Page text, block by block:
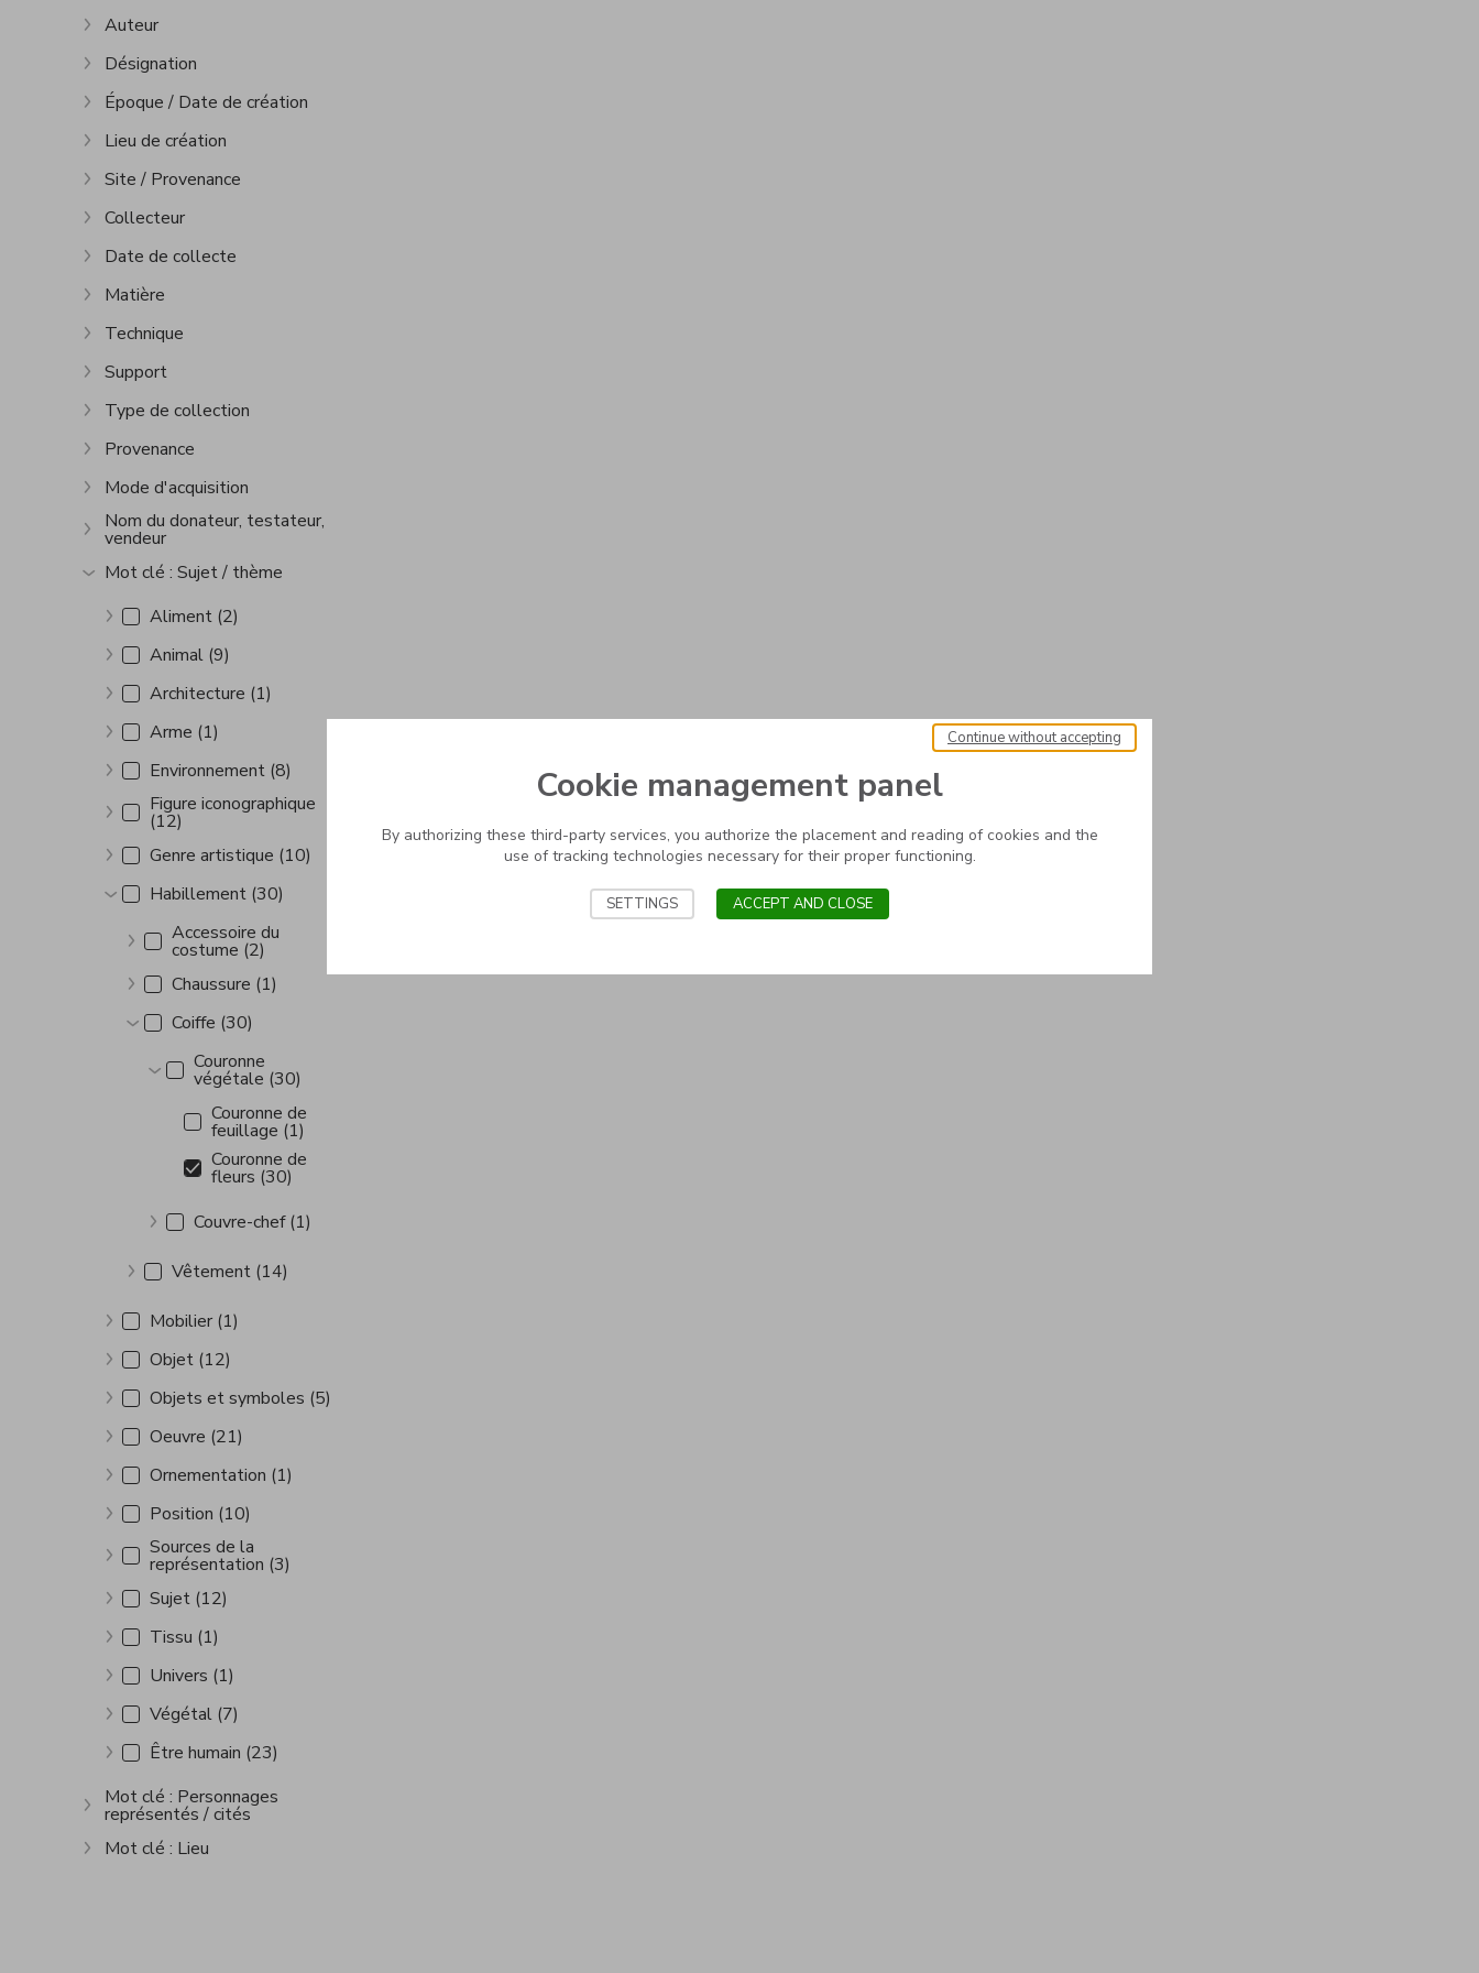
Show more
Auteur
Show more
Désignation
Show more
Époque / Date de création
Show more
Lieu de création
Show more
Site / Provenance
Show more
Collecteur
Show more
Date de collecte
Show more
Matière
Show more
Technique
Show more
Support
Show more
Type de collection
Show more
Provenance
Show more
Mode d'acquisition
Show more
Nom du donateur, testateur,
vendeur
Show more
Mot clé : Sujet / thème
Show more
Aliment (2)
Show more
Animal (9)
Show more
Architecture (1)
Show more
Arme (1)
Show moreEnvironnement (8)
Show more
Figure iconographique
(12)
Show moreGenre artistique (10)
Show moreHabillement (30)
Show more
Accessoire du
costume (2)
Show more
Chaussure (1)
Show more
Coiffe (30)
Show more
Couronne
végétale (30)
Couronne de
feuillage (1)
Couronne de
fleurs (30)
Show more
Couvre-chef (1)
Show more
Vêtement (14)
Show moreMobilier (1)
Show more
Objet (12)
Show more
Objets et symboles (5)
Show moreOeuvre (21)
Show moreOrnementation (1)
Show morePosition (10)
Show more
Sources de la
représentation (3)
Show more
Sujet (12)
Show more
Tissu (1)
Show more
Univers (1)
Show more
Végétal (7)
Show moreÊtre humain (23)
Show more
Mot clé : Personnages
représentés / cités
Show more
Mot clé : Lieu
Cookie management panel
By authorizing these third-party services, you authorize the placement and reading of cookies and the
use of tracking technologies necessary for their proper functioning.
Continue without accepting
SETTINGS ACCEPT AND CLOSE